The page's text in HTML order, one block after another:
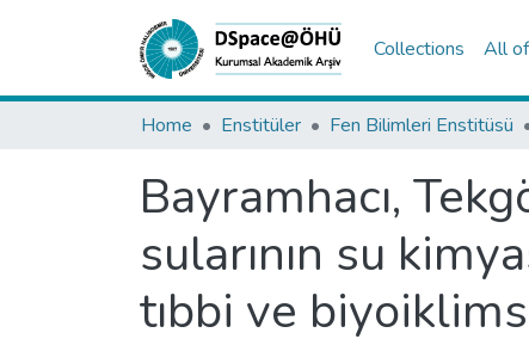
Collections All
Home Enstitüler Fen Bilimleri Enstitüsü
Bayramhacı,
sularının su
tıbbi ve